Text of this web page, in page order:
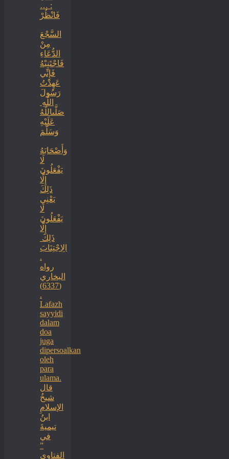
: …
فَانْظُرْ
السَّجْعَ
‏‏مِنْ
الدُّعَاءِ
فَاجْتَنِبْهُ
فَإِنِّي
عَهِدْتُ
رَسُولَ
اللَّهِ ‏
‏صَلَّىاللَّهُ
عَلَيْهِ
وَسَلَّمَ
‏وَأَصْحَابَهُ
لَا
يَفْعَلُونَ
إِلَّا
ذَلِكَ
‏‏يَعْنِي
لَا
يَفْعَلُونَ
إِلَّا
ذَلِكَ ‏
‏الِاجْتِنَابَ
.
رواه
البخاري
(6337)
.
Lafazh
sayyidi
dalam
doa
juga
dipersoalkan
oleh
para
ulama.
قال
شيخُ
الإسلامِ
ابنُ
تيميةَ
في
”
الفتاوى